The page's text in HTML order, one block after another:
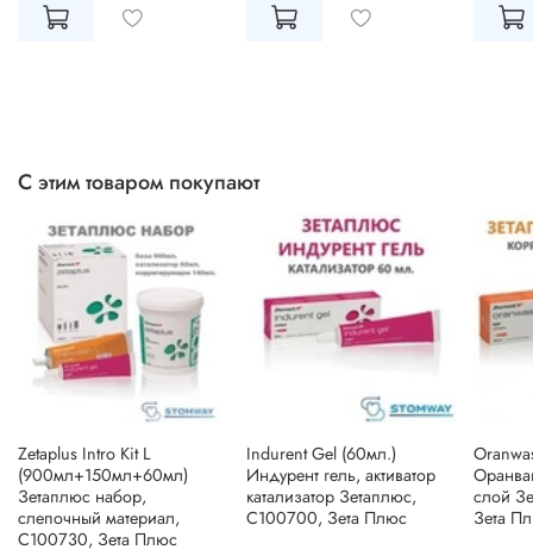
С этим товаром покупают
Zetaplus Intro Kit L
(900мл+150мл+60мл)
Зетаплюс набор,
слепочный материал,
C100730, Зета Плюс
Indurent Gel (60мл.)
Индурент гель, активатор
катализатор Зетаплюс,
C100700, Зета Плюс
слой
Зета